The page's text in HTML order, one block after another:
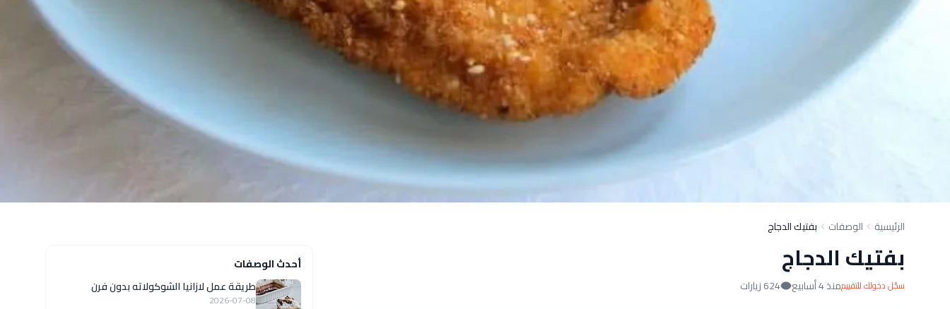
الرئيسية الوصفات بفتيك الدجاج
بفتيك الدجاج
سجّل دخولك للتقييممنذ 4 أسابيع 624 زيارات
أحدث الوصفات
طريقة عمل لازانيا الشوكولاته بدون فرن
2026-07-08